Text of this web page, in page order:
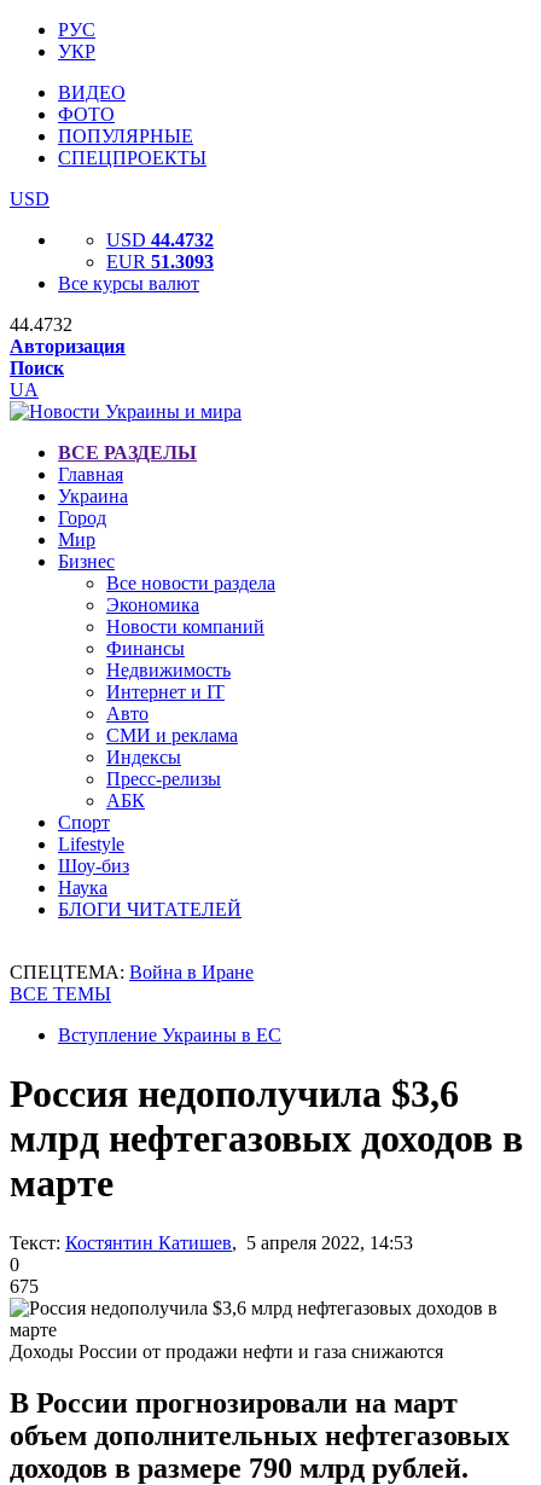
РУС
УКР
ВИДЕО
ФОТО
ПОПУЛЯРНЫЕ
СПЕЦПРОЕКТЫ
USD
USD 44.4732
EUR 51.3093
Все курсы валют
44.4732
Авторизация
Поиск
UA
ВСЕ РАЗДЕЛЫ
Главная
Украина
Город
Мир
Бизнес
Все новости раздела
Экономика
Новости компаний
Финансы
Недвижимость
Интернет и IT
Авто
СМИ и реклама
Индексы
Пресс-релизы
АБК
Спорт
Lifestyle
Шоу-биз
Наука
БЛОГИ ЧИТАТЕЛЕЙ
СПЕЦТЕМА: Война в Иране
ВСЕ ТЕМЫ
Вступление Украины в ЕС
Россия недополучила $3,6
млрд нефтегазовых доходов в
марте
Текст: Костянтин Катишев, 5 апреля 2022, 14:53
0
675
Доходы России от продажи нефти и газа снижаются
В России прогнозировали на март
объем дополнительных нефтегазовых
доходов в размере 790 млрд рублей.